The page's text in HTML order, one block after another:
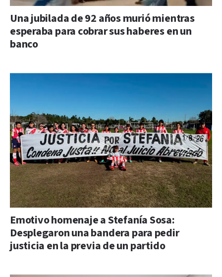
Una jubilada de 92 años murió mientras
esperaba para cobrar sus haberes en un
banco
Emotivo homenaje a Stefanía Sosa:
Desplegaron una bandera para pedir
justicia en la previa de un partido